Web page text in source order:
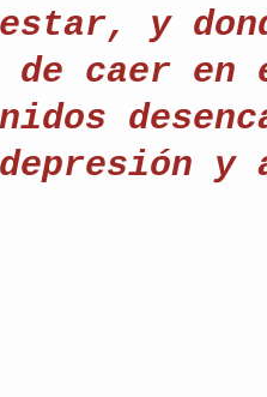
y
de caer en
depresión y